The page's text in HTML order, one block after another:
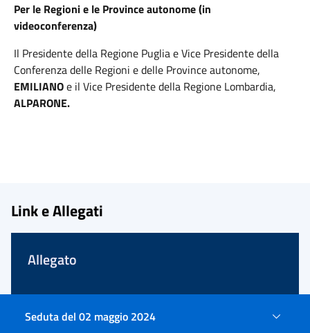
Per le Regioni e le Province autonome (in
videoconferenza)
Il Presidente della Regione Puglia e Vice Presidente della
Conferenza delle Regioni e delle Province autonome,
EMILIANOe il Vice Presidente della Regione Lombardia,
ALPARONE.
Seduta del 02 maggio 2024
Link e Allegati
Allegato